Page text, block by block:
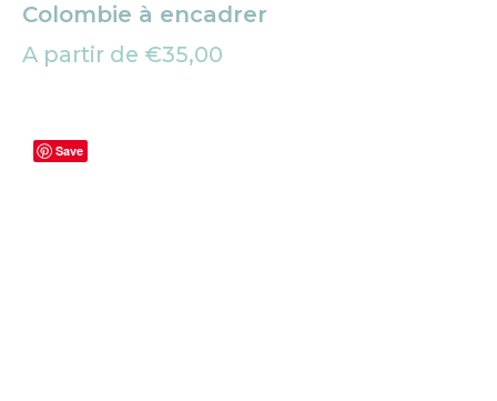
Colombie à encadrer
A partir de €35,00
Save